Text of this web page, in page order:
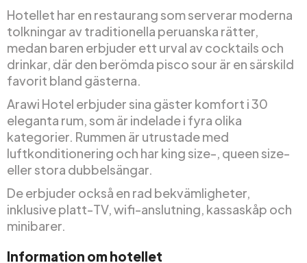
Hotellet har en restaurang som serverar moderna
tolkningar av traditionella peruanska rätter,
medan baren erbjuder ett urval av cocktails och
drinkar, där den berömda pisco sour är en särskild
favorit bland gästerna.
Arawi Hotel erbjuder sina gäster komfort i 30
eleganta rum, som är indelade i fyra olika
kategorier. Rummen är utrustade med
luftkonditionering och har king size-, queen size-
eller stora dubbelsängar.
De erbjuder också en rad bekvämligheter,
inklusive platt-TV, wifi-anslutning, kassaskåp och
minibarer.
Information om hotellet